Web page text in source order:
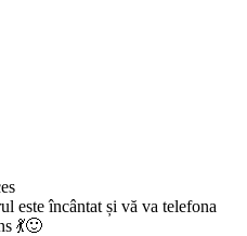
este încântat și vă va telefona
💃🙂